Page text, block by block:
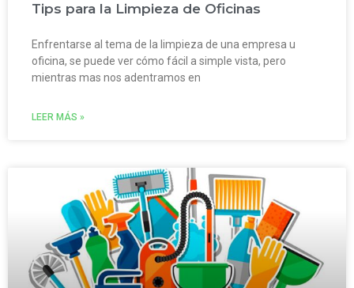
Tips para la Limpieza de Oficinas
Enfrentarse al tema de la limpieza de una empresa u
oficina, se puede ver cómo fácil a simple vista, pero
mientras mas nos adentramos en
LEER MÁS »